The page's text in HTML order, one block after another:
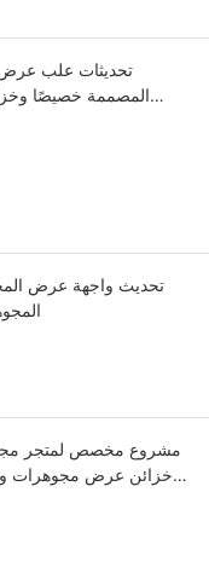
تحديثات علب عرض
المصممة خصيصًا
تحديث واجهة عرض
مشروع مخصص لمتجر
خزائن عرض مجوهرات